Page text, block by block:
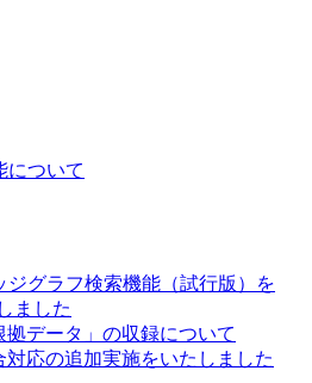
について
ジグラフ検索機能（試行版）を
ました
拠データ」の収録について
対応の追加実施をいたしました